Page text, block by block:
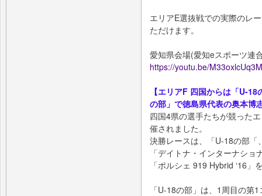
エリアE選抜戦での実際のレ
ただけます。
愛知県会場(愛知eスポーツ連
https://youtu.be/M33oxlcUq3M
【エリアF 四国からは「U-
の部」で徳島県代表の奥本博
四国4県の選手たちが競った
催されました。
決勝レースは、「U-18の部
「デイトナ・インターナシ
「ポルシェ 919 Hybrid ‘16
「U-18の部」は、1周目の第